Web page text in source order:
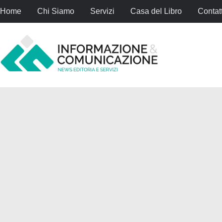
Home Chi Siamo Servizi Casa del Libro